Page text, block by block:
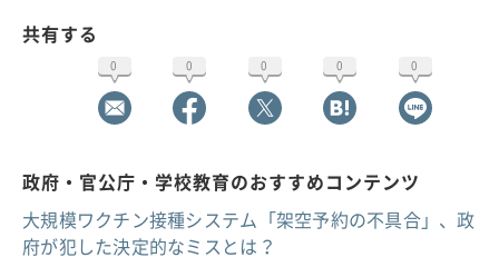
共有する
0 0 0 0 0
政府・官公庁・学校教育のおすすめコンテンツ
大規模ワクチン接種システム「架空予約の不具合」、政
府が犯した決定的なミスとは？